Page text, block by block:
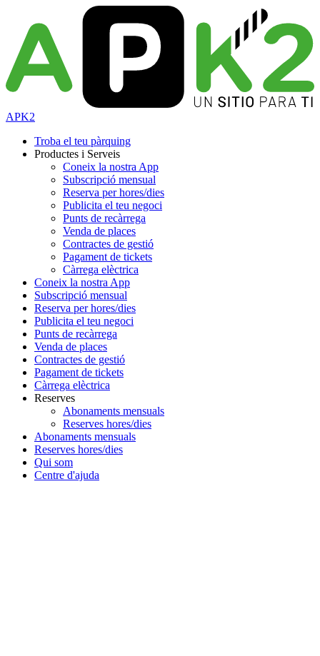
APK2
Troba el teu pàrquing
Productes i Serveis
Coneix la nostra App
Subscripció mensual
Reserva per hores/dies
Publicita el teu negoci
Punts de recàrrega
Venda de places
Contractes de gestió
Pagament de tickets
Càrrega elèctrica
Coneix la nostra App
Subscripció mensual
Reserva per hores/dies
Publicita el teu negoci
Punts de recàrrega
Venda de places
Contractes de gestió
Pagament de tickets
Càrrega elèctrica
Reserves
Abonaments mensuals
Reserves hores/dies
Abonaments mensuals
Reserves hores/dies
Qui som
Centre d'ajuda